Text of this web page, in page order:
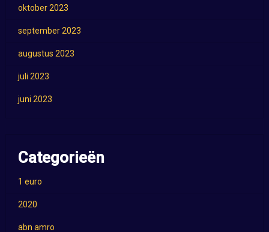
oktober 2023
september 2023
augustus 2023
juli 2023
juni 2023
Categorieën
1 euro
2020
abn amro